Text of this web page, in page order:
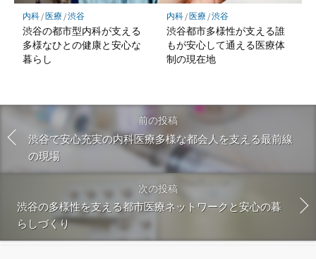
内科/医療/渋谷
渋谷の都市型内科が支える
多様なひとの健康と安心な
暮らし
内科/医療/渋谷
渋谷都市多様性が支える誰
もが安心して通える医療体
制の現在地
前の投稿
渋谷で安心充実の内科医療多様な都会人を支える最前線
の現場
次の投稿
渋谷の多様性を支える都市医療ネットワークと安心の暮
らしづくり